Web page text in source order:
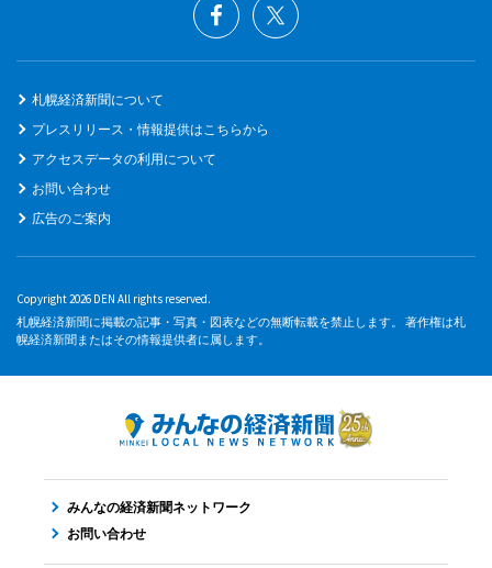
札幌経済新聞について
プレスリリース・情報提供はこちらから
アクセスデータの利用について
お問い合わせ
広告のご案内
Copyright 2026 DEN All rights reserved.
札幌経済新聞に掲載の記事・写真・図表などの無断転載を禁止します。 著作権は札
幌経済新聞またはその情報提供者に属します。
みんなの経済新聞ネットワーク
お問い合わせ